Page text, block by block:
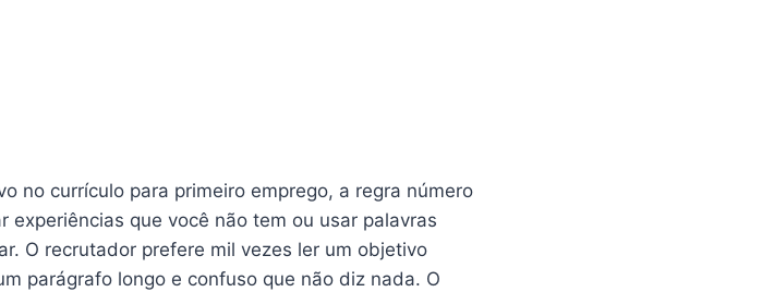
no currículo para primeiro emprego, a regra número
que você não tem ou usar palavras
O recrutador prefere mil vezes ler um objetivo
parágrafo longo e confuso que não diz nada. O